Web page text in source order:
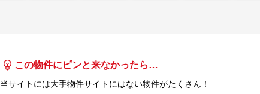
この物件にピンと来なかったら…
当サイトには大手物件サイトにはない物件がたくさん！